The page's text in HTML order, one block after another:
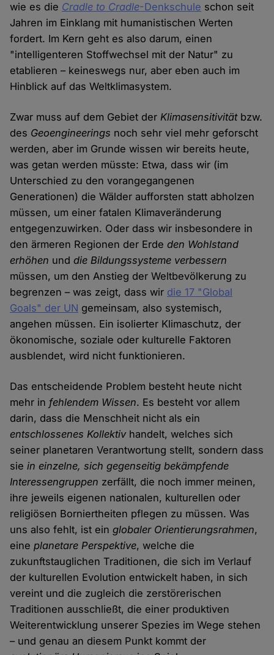
wie es die Cradle to Cradle-Denkschule schon seit
Jahren im Einklang mit humanistischen Werten
fordert. Im Kern geht es also darum, einen
"intelligenteren Stoffwechsel mit der Natur" zu
etablieren – keineswegs nur, aber eben auch im
Hinblick auf das Weltklimasystem.
Zwar muss auf dem Gebiet derKlimasensitivitätbzw.
des Geoengineerings noch sehr viel mehr geforscht
werden, aber im Grunde wissen wir bereits heute,
was getan werden müsste: Etwa, dass wir (im
Unterschied zu den vorangegangenen
Generationen) die Wälder aufforsten statt abholzen
müssen, um einer fatalen Klimaveränderung
entgegenzuwirken. Oder dass wir insbesondere in
den ärmeren Regionen der Erdeden Wohlstand
erhöhen unddie Bildungssysteme verbessern
müssen, um den Anstieg der Weltbevölkerung zu
begrenzen – was zeigt, dass wir die 17 "Global
Goals" der UN gemeinsam, also systemisch,
angehen müssen. Ein isolierter Klimaschutz, der
ökonomische, soziale oder kulturelle Faktoren
ausblendet, wird nicht funktionieren.
Das entscheidende Problem besteht heute nicht
mehr in fehlendem Wissen. Es besteht vor allem
darin, dass die Menschheit nicht als ein
entschlossenes Kollektivhandelt, welches sich
seiner planetaren Verantwortung stellt, sondern dass
siein einzelne, sich gegenseitig bekämpfende
Interessengruppen zerfällt, die noch immer meinen,
ihre jeweils eigenen nationalen, kulturellen oder
religiösen Borniertheiten pflegen zu müssen. Was
uns also fehlt, ist einglobaler Orientierungsrahmen,
eineplanetare Perspektive, welche die
zukunftstauglichen Traditionen, die sich im Verlauf
der kulturellen Evolution entwickelt haben, in sich
vereint und die zugleich die zerstörerischen
Traditionen ausschließt, die einer produktiven
Weiterentwicklung unserer Spezies im Wege stehen
– und genau an diesem Punkt kommt der